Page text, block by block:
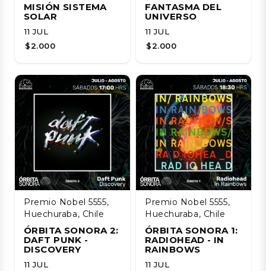
MISIÓN SISTEMA
SOLAR
11 JUL
$2.000
FANTASMA DEL
UNIVERSO
11 JUL
$2.000
Premio Nobel 5555,
Huechuraba, Chile
ÓRBITA SONORA 2:
DAFT PUNK -
DISCOVERY
11 JUL
Premio Nobel 5555,
Huechuraba, Chile
ÓRBITA SONORA 1:
RADIOHEAD - IN
RAINBOWS
11 JUL